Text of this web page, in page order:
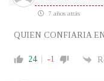
7 años atrás
QUIEN CONFIARIA
24 -1